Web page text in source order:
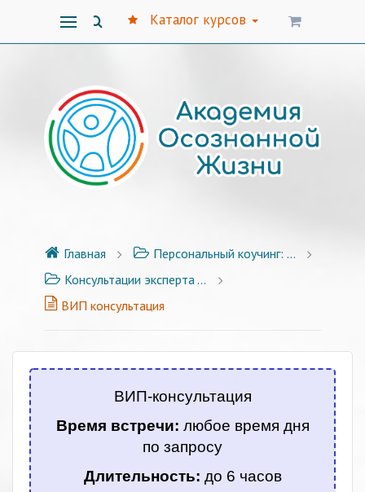
Каталог курсов
Главная
Персональный коучинг: НЛП техники, авторские методики
Консультации эксперта - Натальи Лихачевой
ВИП консультация
ВИП-консультация
Время встречи: любое время дня
по запросу
Длительность: до 6 часов